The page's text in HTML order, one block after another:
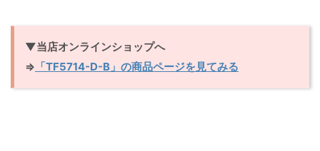
▼当店オンラインショップへ
⇒ 「TF5714-D-B」の商品ページを見てみる